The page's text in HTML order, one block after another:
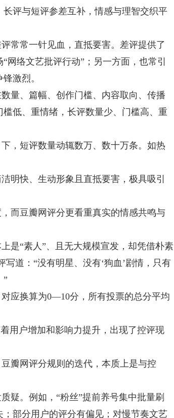
评与短评参差互补，情感与理智交织平
常常一针见血，直抵要害。差评提供了
络文艺批评行动”；另一方面，也常引
激烈。
量、篇幅、创作门槛、内容取向、传播
低、重情绪，长评数量少、门槛高、重
，短评数量动辄数万、数十万条。如热
明快、生动形象且直抵要害，极具吸引
而豆瓣网评分更看重真实的情感共鸣与
是“素人”、且无大规模宣发，却凭借朴素
道：“没有明星、没有‘狗血’剧情，只有
”
应换算为0—10分，所有投票的总分平均
用户增加和影响力提升，出现了控评现
瓣网评分规则的迭代，本质上是与控
疑。例如，“粉丝”提前养号集中批量刷
部分用户的评分有偏见；对慢节奏文艺